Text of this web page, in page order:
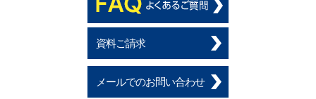
資料ご請求
メールでのお問い合わせ